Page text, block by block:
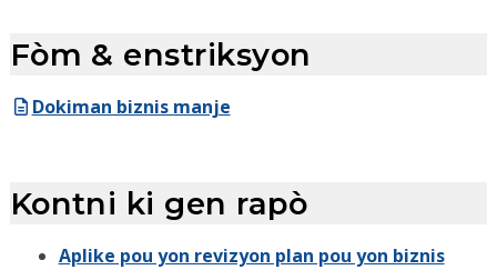
Fòm & enstriksyon
Dokiman biznis manje
Kontni ki gen rapò
Aplike pou yon revizyon plan pou yon biznis